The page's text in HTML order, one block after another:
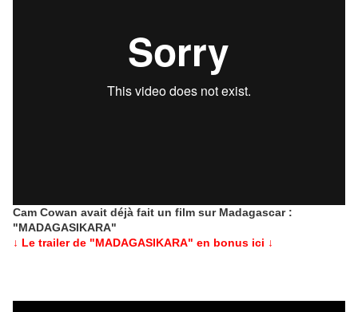
Cam Cowan avait déjà fait un film sur Madagascar :
"MADAGASIKARA"
↓ Le trailer de "MADAGASIKARA" en bonus ici ↓